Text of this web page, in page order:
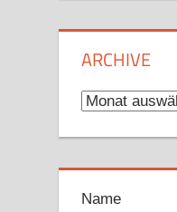
ARCHIVE
Archive
Name